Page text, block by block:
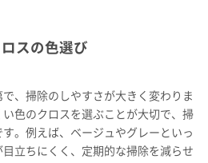
スの色選び
、掃除のしやすさが大きく変わりま
色のクロスを選ぶことが大切で、掃
。例えば、ベージュやグレーといっ
立ちにくく、定期的な掃除を減らせ